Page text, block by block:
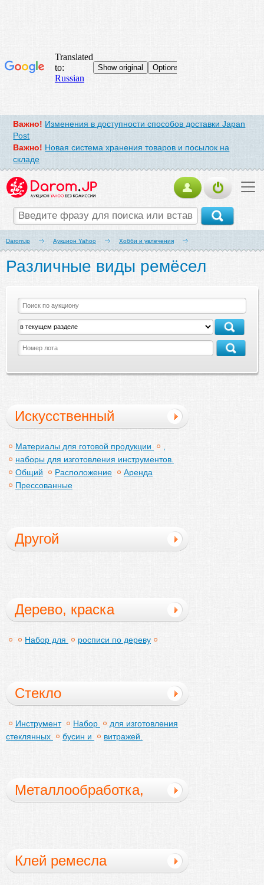
Важно! Изменения в доступности способов доставки Japan
Post
Важно! Новая система хранения товаров и посылок на
складе
Darom.jp Аукцион Yahoo Хобби и увлечения
Различные виды ремёсел
Искусственный
цветок
Материалы для готовой продукции
наборы для изготовления инструментов.
Общий
Расположение
Аренда
Прессованные
Другой
Дерево, краска
Набор для росписи по дереву
Стекло
Инструмент Набор
для изготовления
стеклянных
бусин и витражей.
Металлообработка,
Клей ремесла